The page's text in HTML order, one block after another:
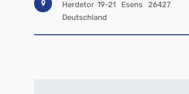
Herdetor 19-21 Esens
26427
Deutschland